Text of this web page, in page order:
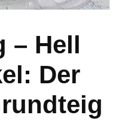
– Hell
Der